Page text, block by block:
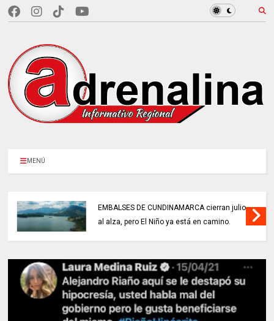
MENÚ
EMBALSES DE CUNDINAMARCA cierran julio
al alza, pero El Niño ya está en camino.